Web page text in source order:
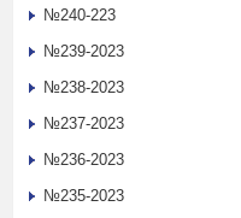
№240-223
№239-2023
№238-2023
№237-2023
№236-2023
№235-2023